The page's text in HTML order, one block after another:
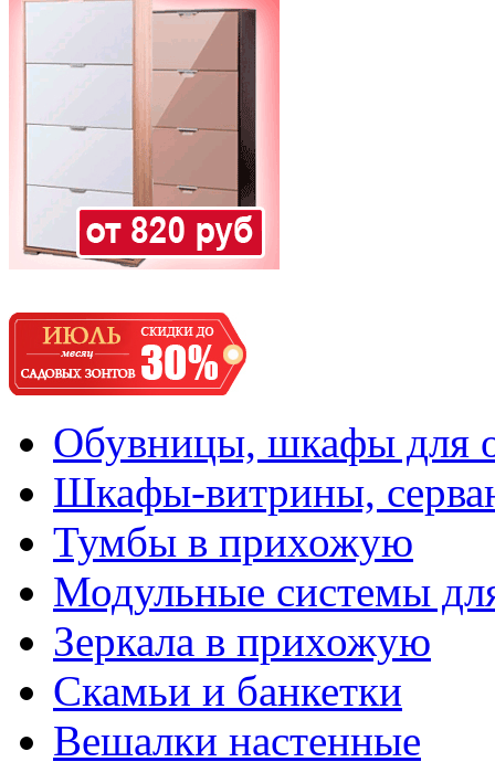
Обувницы, шкафы для
Шкафы-витрины,
Тумбы в прихожую
Модульные системы
Зеркала в прихожую
Скамьи и банкетки
Вешалки настенные